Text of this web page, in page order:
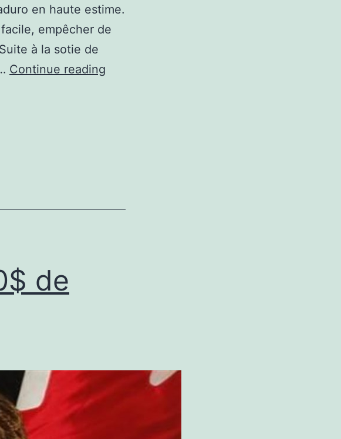
en haute estime.
empêcher de
à la sotie de
Continue reading
de